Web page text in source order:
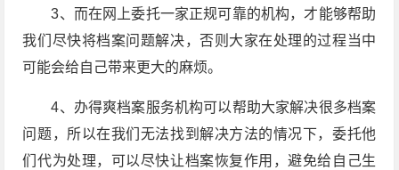
3、而在网上委托一家正规可靠的机构，才能够帮助
我们尽快将档案问题解决，否则大家在处理的过程当中
可能会给自己带来更大的麻烦。
4、办得爽档案服务机构可以帮助大家解决很多档案
问题，所以在我们无法找到解决方法的情况下，委托他
们代为处理，可以尽快让档案恢复作用，避免给自己生